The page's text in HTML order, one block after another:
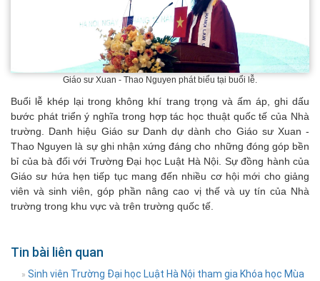
Giáo sư Xuan - Thao Nguyen phát biểu tại buổi lễ.
Buổi lễ khép lại trong không khí trang trọng và ấm áp, ghi dấu
bước phát triển ý nghĩa trong hợp tác học thuật quốc tế của Nhà
trường. Danh hiệu Giáo sư Danh dự dành cho Giáo sư Xuan -
Thao Nguyen là sự ghi nhận xứng đáng cho những đóng góp bền
bỉ của bà đối với Trường Đại học Luật Hà Nội. Sự đồng hành của
Giáo sư hứa hẹn tiếp tục mang đến nhiều cơ hội mới cho giảng
viên và sinh viên, góp phần nâng cao vị thế và uy tín của Nhà
trường trong khu vực và trên trường quốc tế.
Tin bài liên quan
» Sinh viên Trường Đại học Luật Hà Nội tham gia Khóa học Mùa